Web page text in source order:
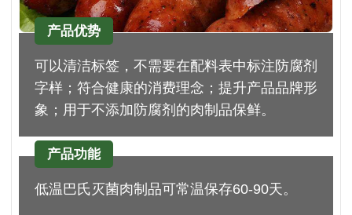
产品优势
可以清洁标签，不需要在配料表中标注防腐剂
字样；符合健康的消费理念；提升产品品牌形
象；用于不添加防腐剂的肉制品保鲜。
产品功能
低温巴氏灭菌肉制品可常温保存60-90天。